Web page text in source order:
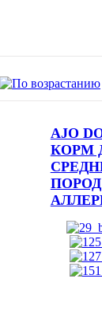
AJO
КОРМ